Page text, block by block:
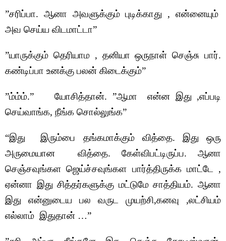
”சரிப்பா. ஆனா அவளுக்கும் புடிக்காது , என்னையும்
அவ செய்ய விடமாட்டா”
”யாருக்கும் தெரியாம , தனியா ஒருநாள் செஞ்சு பார்.
கண்டிப்பா உனக்கு பலன் கிடைக்கும்”
”ம்ம்ம்.” யோசித்தான். ”ஆமா என்ன இது ,எப்படி
செய்வாங்க, நீங்க சொல்லுங்க”
“இது இரும்பை தங்கமாக்கும் வித்தை. இது ஒரு
அருமையான வித்தை. கேள்விபட்டிருப்ப. ஆனா
செஞ்சவுங்கள ஜெய்ச்சவுங்கள பார்த்திருக்க மாட்டே ,
ஏன்னா இது சித்தர்களுக்கு மட்டுமே சாத்தியம். ஆனா
இது என்னுடைய பல வருட முயற்சி,கனவு ,லட்சியம்
எல்லாம் இதுதான் …”